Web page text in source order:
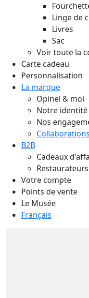
Linge de
Livres
Sac
Voir toute la
Carte cadeau
Personnalisation
La marque
Opinel & moi
Notre identité
Nos
B2B
Cadeaux
Restaurateurs
Votre compte
Points de vente
Le Musée
Français